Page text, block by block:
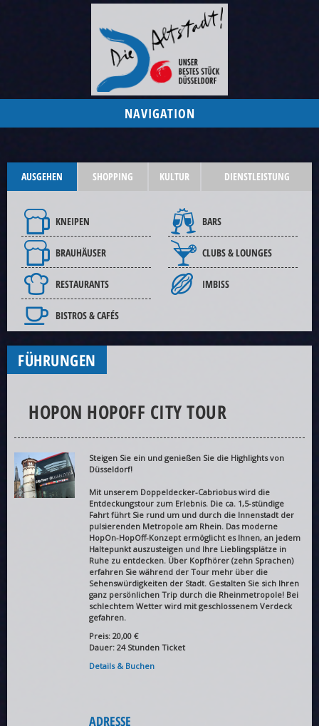
NAVIGATION
AUSGEHEN SHOPPING KULTUR DIENSTLEISTUNG
KNEIPEN
BRAUHÄUSER
RESTAURANTS
BISTROS & CAFÉS
BARS
CLUBS & LOUNGES
IMBISS
FÜHRUNGEN
HOPON HOPOFF CITY TOUR
Steigen Sie ein und genießen Sie die Highlights von
Düsseldorf!
Mit unserem Doppeldecker-Cabriobus wird die
Entdeckungstour zum Erlebnis. Die ca. 1,5-stündige
Fahrt führt Sie rund um und durch die Innenstadt der
pulsierenden Metropole am Rhein. Das moderne
HopOn-HopOff-Konzept ermöglicht es Ihnen, an jedem
Haltepunkt auszusteigen und Ihre Lieblingsplätze in
Ruhe zu entdecken. Über Kopfhörer (zehn Sprachen)
erfahren Sie während der Tour mehr über die
Sehenswürdigkeiten der Stadt. Gestalten Sie sich Ihren
ganz persönlichen Trip durch die Rheinmetropole! Bei
schlechtem Wetter wird mit geschlossenem Verdeck
gefahren.
Preis: 20,00 €
Dauer: 24 Stunden Ticket
Details & Buchen
ADRESSE